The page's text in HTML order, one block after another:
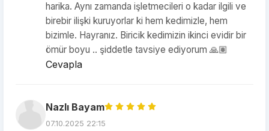
harika. Aynı zamanda işletmecileri o kadar ilgili ve
birebir ilişki kuruyorlar ki hem kedimizle, hem
bizimle. Hayranız. Biricik kedimizin ikinci evidir bir
ömür boyu .. şiddetle tavsiye ediyorum 🙏🏽
Cevapla
Nazlı Bayam
07.10.2025 22:15